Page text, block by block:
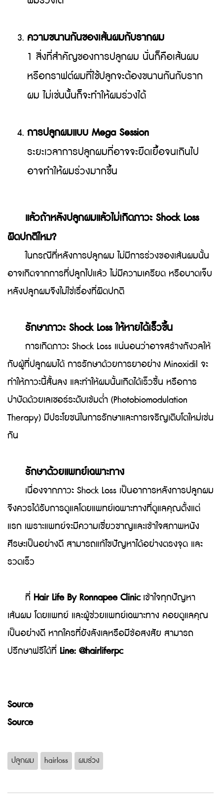
ความขนานกันของเส้นผมกับรากผม
1 สิ่งที่สำคัญของการปลูกผม นั่นก็คือเส้นผม
หรือกราฟต์ผมที่ใช้ปลูกจะต้องขนานกันกับราก
ผม ไม่เช่นนั้นก็จะทำให้ผมร่วงได้
การปลูกผมแบบ Mega Session
ระยะเวลาการปลูกผมที่อาจจะยืดเยื้อจนเกินไป
อาจทำให้ผมร่วงมากขึ้น
แล้วถ้าหลังปลูกผมแล้วไม่เกิดภาวะ Shock Loss
ผิดปกติไหม?
ในกรณีที่หลังการปลูกผม ไม่มีการร่วงของเส้นผมนั้น
อาจเกิดจากการที่ปลูกไปแล้ว ไม่มีความเครียด หรือบาดเจ็บ
หลังปลูกผมจึงไม่ใช่เรื่องที่ผิดปกติ
รักษาภาวะ Shock Loss ให้หายได้เร็วขึ้น
การเกิดภาวะ Shock Loss แน่นอนว่าอาจสร้างกังวลให้
กับผู้ที่ปลูกผมได้ การรักษาด้วยการยาอย่าง Minoxidil จะ
ทำให้ภาวะนี้สั้นลง และทำให้ผมนั้นเกิดได้เร็วขึ้น หรือการ
บำบัดด้วยเลเซอร์ระดับเข้มต่ำ (Photobiomodulation
Therapy) มีประโยชน์ในการรักษาและการเจริญเติบโตใหม่เช่น
กัน
รักษาด้วยแพทย์เฉพาะทาง
เนื่องจากภาวะ Shock Loss เป็นอาการหลังการปลูกผม
จึงควรได้รับการดูแลโดยแพทย์เฉพาะทางที่ดูแลคุณตั้งแต่
แรก เพราะแพทย์จะมีความเชี่ยวชาญและเข้าใจสภาพหนัง
ศีรษะเป็นอย่างดี สามารถแก้ไขปัญหาได้อย่างตรงจุด และ
รวดเร็ว
ที่ Hair Life By Ronnapee Clinicเข้าใจทุกปัญหา
เส้นผม โดยแพทย์ และผู้ช่วยแพทย์เฉพาะทาง คอยดูแลคุณ
เป็นอย่างดี หากใครที่ยังลังเลหรือมีข้อสงสัย สามารถ
ปรึกษาฟรีได้ที่ Line: @hairliferpc
Source
Source
ปลูกผม hairloss ผมร่วง